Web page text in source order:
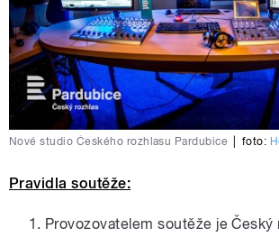
Nové studio Českého rozhlasu Pardubice foto:
Pravidla soutěže:
Provozovatelem soutěže je Český